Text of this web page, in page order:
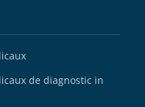
de diagnostic in